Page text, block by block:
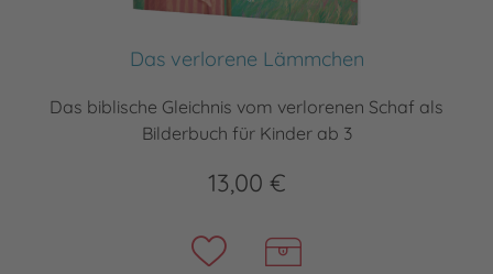
Das verlorene Lämmchen
Das biblische Gleichnis vom verlorenen Schaf als
Bilderbuch für Kinder ab 3
13,00 €